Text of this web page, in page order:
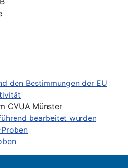
den Bestimmungen der EU
CVUA Münster
bearbeitet wurden